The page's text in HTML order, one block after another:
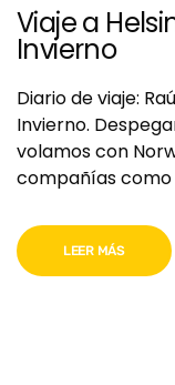
Viaje a
Invierno
Diario de viaje:
Invierno.
volamos con
compañías como
LEER MÁS